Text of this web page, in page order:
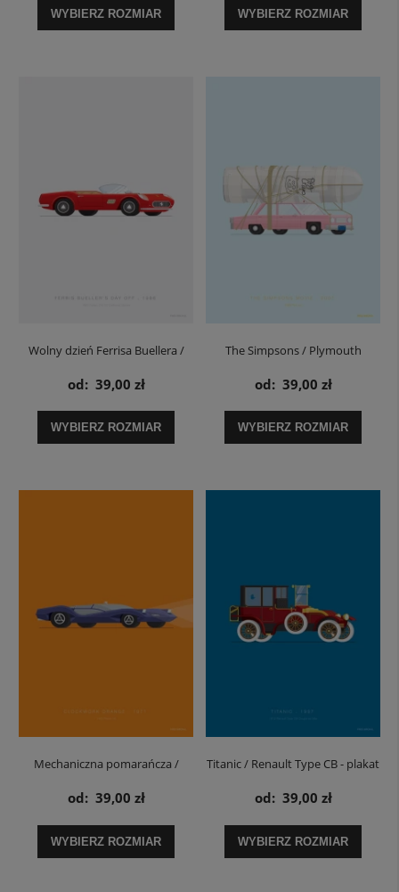
WYBIERZ ROZMIAR WYBIERZ ROZMIAR
Wolny dzień Ferrisa Buellera /
Ferris Bueller's Day Off - plakat
od: 39,00 zł
WYBIERZ ROZMIAR
The Simpsons / Plymouth
Valiant Sedan - plakat
od: 39,00 zł
WYBIERZ ROZMIAR
Mechaniczna pomarańcza /
Clockwork Orange Probe 16 -
plakat
od: 39,00 zł
WYBIERZ ROZMIAR
Titanic / Renault Type CB - plakat
od: 39,00 zł
WYBIERZ ROZMIAR